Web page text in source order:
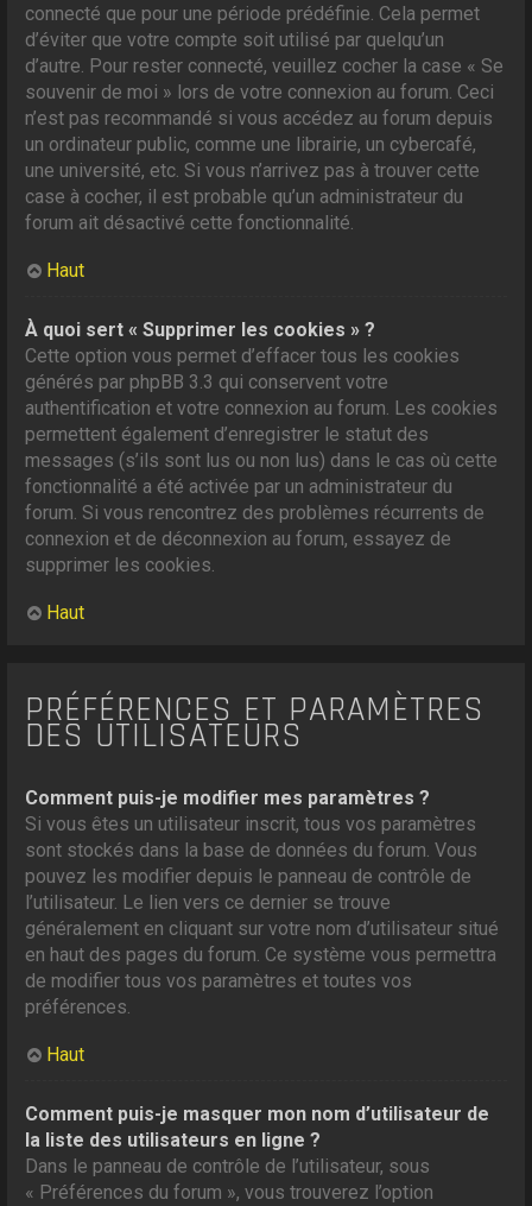
connecté que pour une période prédéfinie. Cela permet
d’éviter que votre compte soit utilisé par quelqu’un
d’autre. Pour rester connecté, veuillez cocher la case « Se
souvenir de moi » lors de votre connexion au forum. Ceci
n’est pas recommandé si vous accédez au forum depuis
un ordinateur public, comme une librairie, un cybercafé,
une université, etc. Si vous n’arrivez pas à trouver cette
case à cocher, il est probable qu’un administrateur du
forum ait désactivé cette fonctionnalité.
Haut
À quoi sert « Supprimer les cookies » ?
Cette option vous permet d’effacer tous les cookies
générés par phpBB 3.3 qui conservent votre
authentification et votre connexion au forum. Les cookies
permettent également d’enregistrer le statut des
messages (s’ils sont lus ou non lus) dans le cas où cette
fonctionnalité a été activée par un administrateur du
forum. Si vous rencontrez des problèmes récurrents de
connexion et de déconnexion au forum, essayez de
supprimer les cookies.
Haut
PRÉFÉRENCES ET PARAMÈTRES
DES UTILISATEURS
Comment puis-je modifier mes paramètres ?
Si vous êtes un utilisateur inscrit, tous vos paramètres
sont stockés dans la base de données du forum. Vous
pouvez les modifier depuis le panneau de contrôle de
l’utilisateur. Le lien vers ce dernier se trouve
généralement en cliquant sur votre nom d’utilisateur situé
en haut des pages du forum. Ce système vous permettra
de modifier tous vos paramètres et toutes vos
préférences.
Haut
Comment puis-je masquer mon nom d’utilisateur de
la liste des utilisateurs en ligne ?
Dans le panneau de contrôle de l’utilisateur, sous
« Préférences du forum », vous trouverez l’option